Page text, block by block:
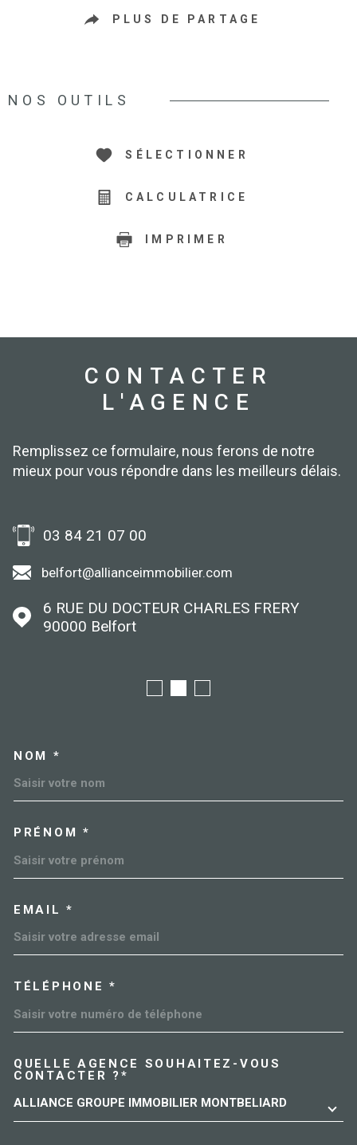
PLUS DE PARTAGE
NOS OUTILS
SÉLECTIONNER
CALCULATRICE
IMPRIMER
CONTACTER
L'AGENCE
Remplissez ce formulaire, nous ferons de notre
mieux pour vous répondre dans les meilleurs délais.
03 84 21 07 00
belfort@allianceimmobilier.com
6 RUE DU DOCTEUR CHARLES FRERY
90000
Belfort
NOM *
PRÉNOM *
EMAIL *
TÉLÉPHONE *
QUELLE AGENCE SOUHAITEZ-VOUS
CONTACTER ?*
ALLIANCE GROUPE IMMOBILIER MONTBELIARD